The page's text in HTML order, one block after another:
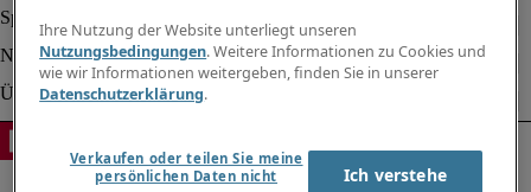
Ihre Nutzung der Website unterliegt unseren
Nutzungsbedingungen. Weitere Informationen zu Cookies und
wie wir Informationen weitergeben, finden Sie in unserer
Datenschutzerklärung.
Verkaufen oder teilen Sie meine
persönlichen Daten nicht
Ich verstehe